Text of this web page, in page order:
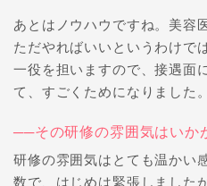
あとはノウハウですね。美容
ただやればいいというわけで
一役を担いますので、接遇面
て、すごくためになりました。
──その研修の雰囲気はいか
研修の雰囲気はとても温かい
数で、はじめは緊張しました